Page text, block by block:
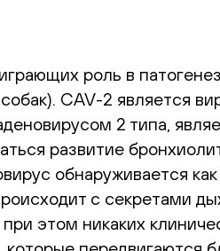
роль в
CAV-2 является
2 типа,
развитие
обнаруживается
с секретами
этом никаких